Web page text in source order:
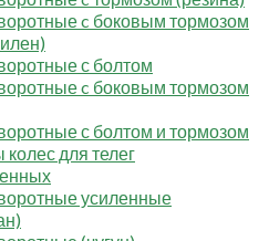
c боковым тормозом
с болтом
c боковым тормозом
с болтом и тормозом
для телег
усиленные